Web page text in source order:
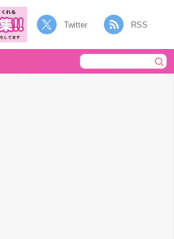
Twitter RSS